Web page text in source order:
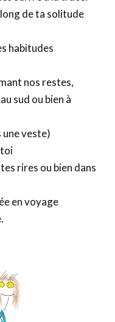
de ta solitude
habitudes
nos restes,
sud ou bien à
une veste)
toi
rires ou bien dans
en voyage